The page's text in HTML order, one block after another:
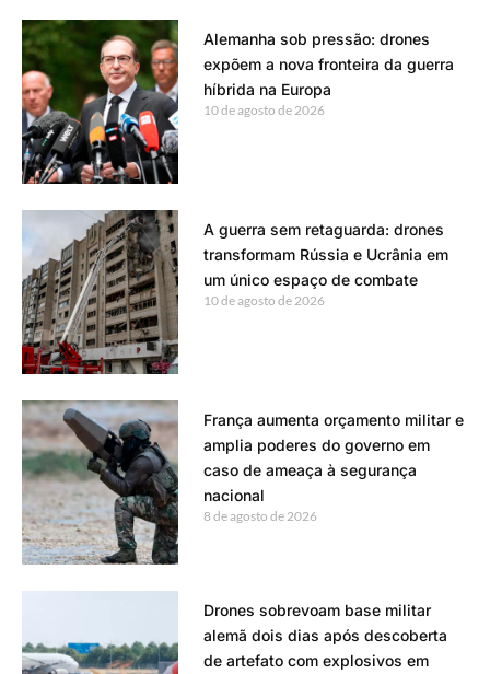
Alemanha sob pressão: drones
expõem a nova fronteira da guerra
híbrida na Europa
10 de agosto de 2026
A guerra sem retaguarda: drones
transformam Rússia e Ucrânia em
um único espaço de combate
10 de agosto de 2026
França aumenta orçamento militar e
amplia poderes do governo em
caso de ameaça à segurança
nacional
8 de agosto de 2026
Drones sobrevoam base militar
alemã dois dias após descoberta
de artefato com explosivos em